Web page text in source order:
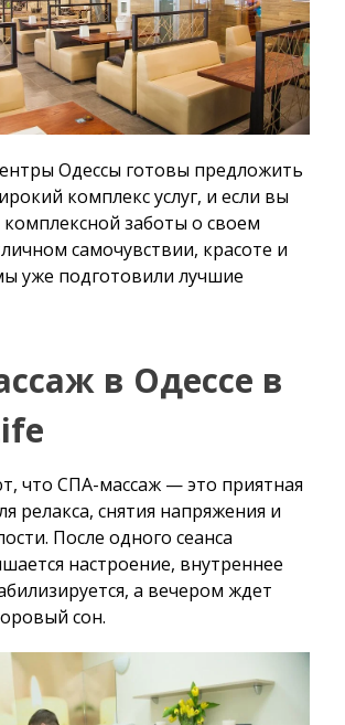
Одессы готовы предложить
комплекс услуг, и если вы
заботы о своем
самочувствии, красоте и
уже подготовили лучшие
в Одессе в
что СПА-массаж — это приятная
релакса, снятия напряжения и
После одного сеанса
настроение, внутреннее
а вечером ждет
сон.